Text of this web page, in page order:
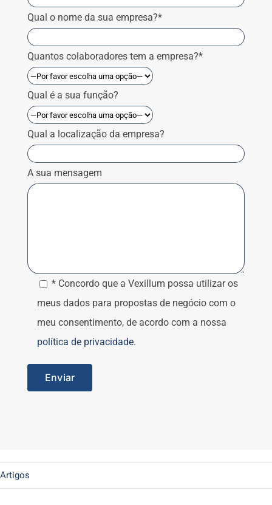
Qual o nome da sua empresa?*
Quantos colaboradores tem a empresa?*
Qual é a sua função?
Qual a localização da empresa?
A sua mensagem
* Concordo que a Vexillum possa utilizar os
meus dados para propostas de negócio com o
meu consentimento, de acordo com a nossa
política de privacidade.
Artigos